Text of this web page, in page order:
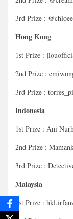
3rd Prize :
Hong Kong
1st Prize :
2nd Prize :
3rd Prize :
Indonesia
1st Prize : Ani
2nd Prize :
3rd Prize :
Malaysia
1st Prize :